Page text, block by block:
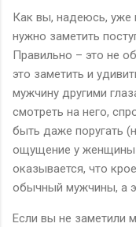
Как вы, надеюсь, уже
нужно заметить
Правильно – это не
это заметить и
мужчину другими
смотреть на него,
быть даже поругать
ощущение у женщины
оказывается, что
обычный мужчины, а
Если вы не заметили